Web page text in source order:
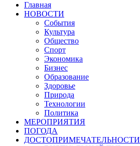
Главная
НОВОСТИ
События
Культура
Общество
Спорт
Экономика
Бизнес
Образование
Здоровье
Природа
Технологии
Политика
МЕРОПРИЯТИЯ
ПОГОДА
ДОСТОПРИМЕЧАТЕЛЬНОСТИ